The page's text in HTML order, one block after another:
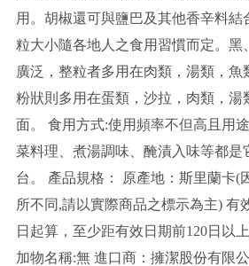
用。胡椒還可與鹽巴及其他香辛料結
粒大小隨各地人之食用習慣而定。黑
廣泛，整粒者多用在肉類，湯類，魚
粉狀則多用在蛋類，沙拉，肉類，湯
面。 食用方式:使用頻率不但高且用
菜料理、煮湯調味、醃漬入味等都是
台。 產品規格： 原產地：斯里蘭卡(
所不同,請以實際商品之標示為主) 有
日起算，至少距有效日期前120日以
加物名稱:無 進口商：擁潔股份有限